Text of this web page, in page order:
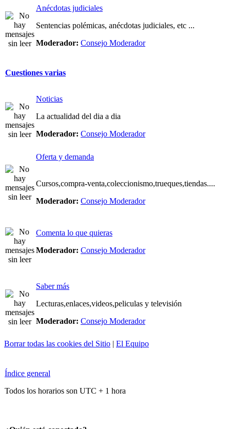
Anécdotas judiciales
Sentencias polémicas, anécdotas judiciales, etc ...
Moderador: Consejo Moderador
Cuestiones varias
Noticias
La actualidad del dia a dia
Moderador: Consejo Moderador
Oferta y demanda
Cursos,compra-venta,coleccionismo,trueques,tiendas....
Moderador: Consejo Moderador
Comenta lo que quieras
Moderador: Consejo Moderador
Saber más
Lecturas,enlaces,videos,peliculas y televisión
Moderador: Consejo Moderador
Borrar todas las cookies del Sitio | El Equipo
Índice general
Todos los horarios son UTC + 1 hora